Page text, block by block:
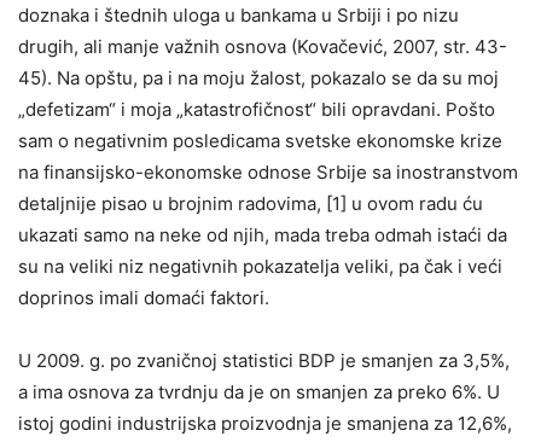
doznaka i štednih uloga u bankama u Srbiji i po nizu
drugih, ali manje važnih osnova (Kovačević, 2007, str. 43-
45). Na opštu, pa i na moju žalost, pokazalo se da su moj
„defetizam“ i moja „katastrofičnost“ bili opravdani. Pošto
sam o negativnim posledicama svetske ekonomske krize
na finansijsko-ekonomske odnose Srbije sa inostranstvom
detaljnije pisao u brojnim radovima, [1] u ovom radu ću
ukazati samo na neke od njih, mada treba odmah istaći da
su na veliki niz negativnih pokazatelja veliki, pa čak i veći
doprinos imali domaći faktori.
U 2009. g. po zvaničnoj statistici BDP je smanjen za 3,5%,
a ima osnova za tvrdnju da je on smanjen za preko 6%. U
istoj godini industrijska proizvodnja je smanjena za 12,6%,